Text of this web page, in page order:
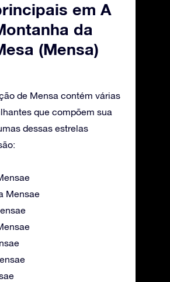
em A
da
(Mensa)
de Mensa contém várias
que compõem sua
dessas estrelas
Mensae